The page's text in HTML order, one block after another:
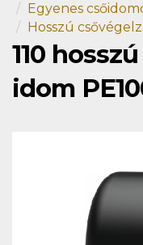
Egyenes
Hosszú
110
idom